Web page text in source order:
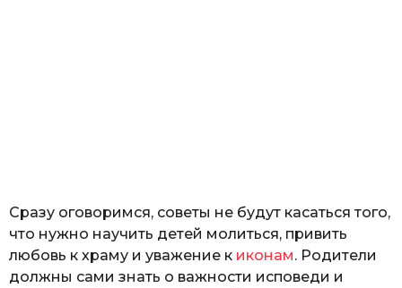
Сразу оговоримся, советы не будут касаться того,
что нужно научить детей молиться, привить
любовь к храму и уважение к иконам. Родители
должны сами знать о важности исповеди и